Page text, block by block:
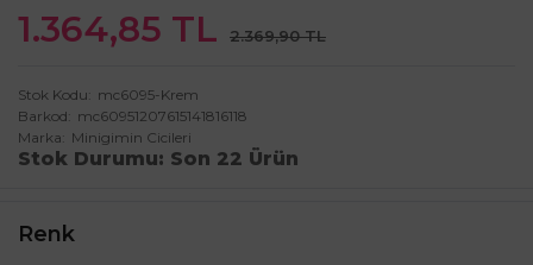
1.364,85 TL 2.369,90 TL
Stok Kodu
mc6095-Krem
Barkod
mc60951207615141816118
Marka
Minigimin Cicileri
Stok Durumu Son 22 Ürün
Renk